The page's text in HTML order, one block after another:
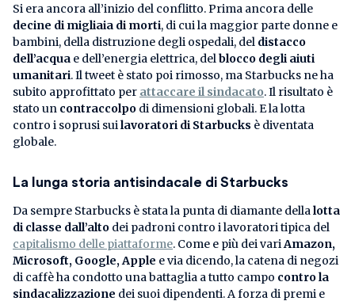
Si era ancora all’inizio del conflitto. Prima ancora delle
decine di migliaia di morti, di cui la maggior parte donne e
bambini, della distruzione degli ospedali, del distacco
dell’acqua e dell’energia elettrica, delblocco degli aiuti
umanitari. Il tweet è stato poi rimosso, ma Starbucks ne ha
subito approfittato per attaccare il sindacato. Il risultato è
stato un contraccolpo di dimensioni globali. E la lotta
contro i soprusi suilavoratori di Starbucks è diventata
globale.
La lunga storia antisindacale di Starbucks
Da sempre Starbucks è stata la punta di diamante dellalotta
di classe dall’alto dei padroni contro i lavoratori tipica del
capitalismo delle piattaforme. Come e più dei variAmazon,
Microsoft, Google, Apple e via dicendo, la catena di negozi
di caffè ha condotto una battaglia a tutto campo contro la
sindacalizzazione dei suoi dipendenti. A forza di premi e